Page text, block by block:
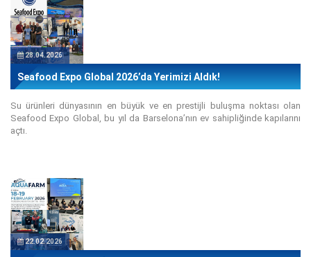
28.04.2026
Seafood Expo Global 2026’da Yerimizi Aldık!
Su ürünleri dünyasının en büyük ve en prestijli buluşma noktası olan
Seafood Expo Global, bu yıl da Barselona’nın ev sahipliğinde kapılarını
açtı.
22.02.2026